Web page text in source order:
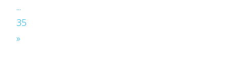
...
35
»